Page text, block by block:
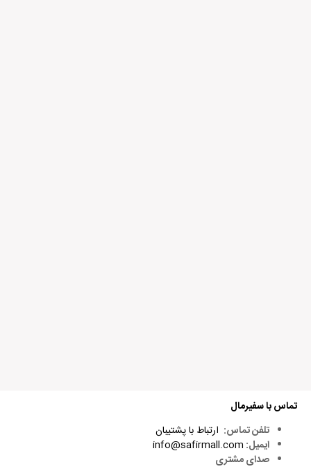
تماس با سفیرمال
تلفن تماس: ارتباط با پشتیبان
ایمیل: info@safirmall.com
صدای مشتری